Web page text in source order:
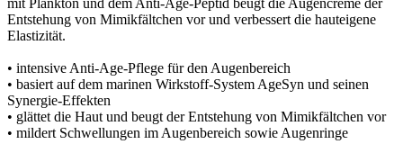
Entstehung von Mimikfältchen vor und verbessert die hauteigene
Elastizität.
• intensive Anti-Age-Pflege für den Augenbereich
• basiert auf dem marinen Wirkstoff-System AgeSyn und seinen
Synergie-Effekten
• glättet die Haut und beugt der Entstehung von Mimikfältchen vor
• mildert Schwellungen im Augenbereich sowie Augenringe